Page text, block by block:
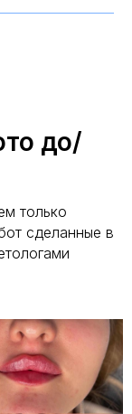
до/
только
сделанные в